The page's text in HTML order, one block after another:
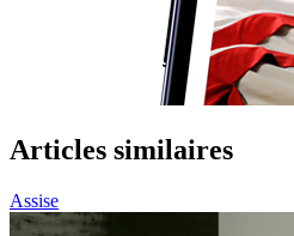
Articles similaires
Assise